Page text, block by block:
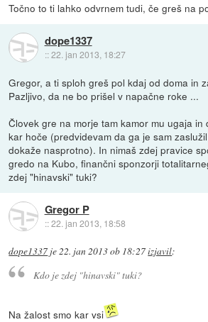
Točno to ti lahko odvrnem tudi, če greš na
dope1337
::22. jan 2013, 18:27
Gregor, a ti sploh greš pol kdaj od doma in
Pazljivo, da ne bo prišel v napačne roke ...
Človek gre na morje tam kamor mu ugaja in
kar hoče (predvidevam da ga je sam
dokaže nasprotno). In nimaš zdej pravice
gredo na Kubo, finančni sponzorji
zdej "hinavski" tuki?
Gregor P
::22. jan 2013, 18:58
dope1337 je22. jan 2013 ob 18:27izjavil:
Kdo je zdej "hinavski" tuki?
Na žalost smo kar vsi